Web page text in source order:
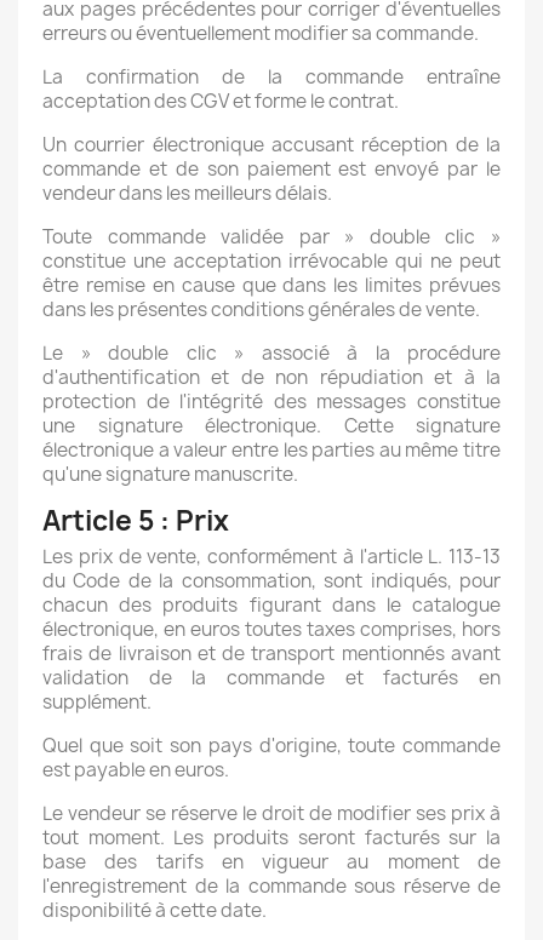
aux pages précédentes pour corriger d'éventuelles
erreurs ou éventuellement modifier sa commande.
La confirmation de la commande entraîne
acceptation des CGV et forme le contrat.
Un courrier électronique accusant réception de la
commande et de son paiement est envoyé par le
vendeur dans les meilleurs délais.
Toute commande validée par » double clic »
constitue une acceptation irrévocable qui ne peut
être remise en cause que dans les limites prévues
dans les présentes conditions générales de vente.
Le » double clic » associé à la procédure
d'authentification et de non répudiation et à la
protection de l'intégrité des messages constitue
une signature électronique. Cette signature
électronique a valeur entre les parties au même titre
qu'une signature manuscrite.
Article 5 : Prix
Les prix de vente, conformément à l'article L. 113-13
du Code de la consommation, sont indiqués, pour
chacun des produits figurant dans le catalogue
électronique, en euros toutes taxes comprises, hors
frais de livraison et de transport mentionnés avant
validation de la commande et facturés en
supplément.
Quel que soit son pays d'origine, toute commande
est payable en euros.
Le vendeur se réserve le droit de modifier ses prix à
tout moment. Les produits seront facturés sur la
base des tarifs en vigueur au moment de
l'enregistrement de la commande sous réserve de
disponibilité à cette date.